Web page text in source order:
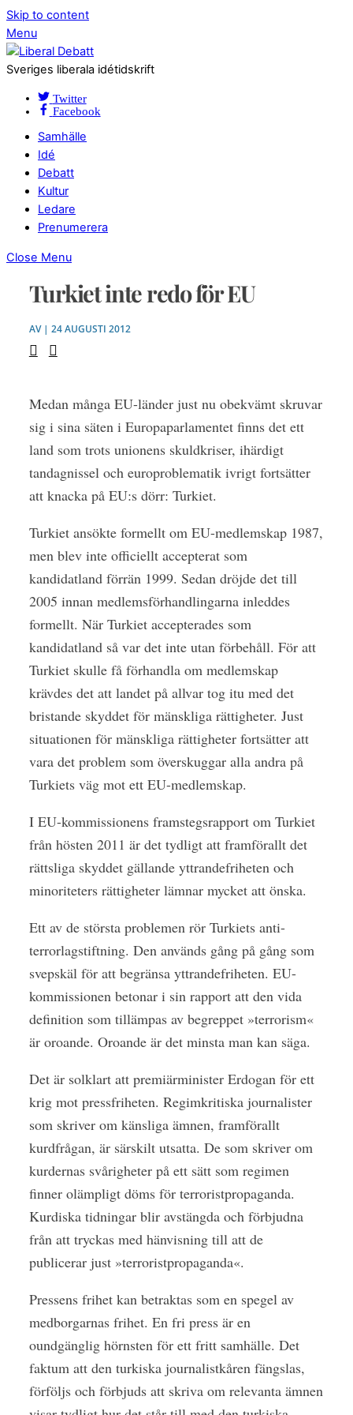
Skip to content
Menu
Sveriges liberala idétidskrift
Twitter
Facebook
Samhälle
Idé
Debatt
Kultur
Ledare
Prenumerera
Close Menu
Turkiet inte redo för EU
AV | 24 AUGUSTI 2012
Medan många EU-länder just nu obekvämt skruvar
sig i sina säten i Europaparlamentet finns det ett
land som trots unionens skuldkriser, ihärdigt
tandagnissel och europroblematik ivrigt fortsätter
att knacka på EU:s dörr: Turkiet.
Turkiet ansökte formellt om EU-medlemskap 1987,
men blev inte officiellt accepterat som
kandidatland förrän 1999. Sedan dröjde det till
2005 innan medlemsförhandlingarna inleddes
formellt. När Turkiet accepterades som
kandidatland så var det inte utan förbehåll. För att
Turkiet skulle få förhandla om medlemskap
krävdes det att landet på allvar tog itu med det
bristande skyddet för mänskliga rättigheter. Just
situationen för mänskliga rättigheter fortsätter att
vara det problem som överskuggar alla andra på
Turkiets väg mot ett EU-medlemskap.
I EU-kommissionens framstegsrapport om Turkiet
från hösten 2011 är det tydligt att framförallt det
rättsliga skyddet gällande yttrandefriheten och
minoriteters rättigheter lämnar mycket att önska.
Ett av de största problemen rör Turkiets anti-
terrorlagstiftning. Den används gång på gång som
svepskäl för att begränsa yttrandefriheten. EU-
kommissionen betonar i sin rapport att den vida
definition som tillämpas av begreppet »terrorism«
är oroande. Oroande är det minsta man kan säga.
Det är solklart att premiärminister Erdogan för ett
krig mot pressfriheten. Regimkritiska journalister
som skriver om känsliga ämnen, framförallt
kurdfrågan, är särskilt utsatta. De som skriver om
kurdernas svårigheter på ett sätt som regimen
finner olämpligt döms för terroristpropaganda.
Kurdiska tidningar blir avstängda och förbjudna
från att tryckas med hänvisning till att de
publicerar just »terroristpropaganda«.
Pressens frihet kan betraktas som en spegel av
medborgarnas frihet. En fri press är en
oundgänglig hörnsten för ett fritt samhälle. Det
faktum att den turkiska journalistkåren fängslas,
förföljs och förbjuds att skriva om relevanta ämnen